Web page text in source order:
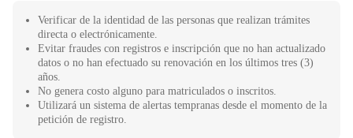
Verificar de la identidad de las personas que realizan trámites
directa o electrónicamente.
Evitar fraudes con registros e inscripción que no han actualizado
datos o no han efectuado su renovación en los últimos tres (3)
años.
No genera costo alguno para matriculados o inscritos.
Utilizará un sistema de alertas tempranas desde el momento de la
petición de registro.